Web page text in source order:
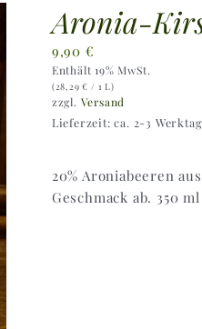
Aronia-
9,90 €
Enthält 19% MwSt.
(28,29€ / 1 L)
zzgl. Versand
Lieferzeit: ca. 2-3
20% Aroniabeeren
Geschmack ab. 350 ml